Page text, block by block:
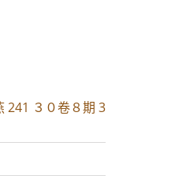
241 ３０卷８期 3